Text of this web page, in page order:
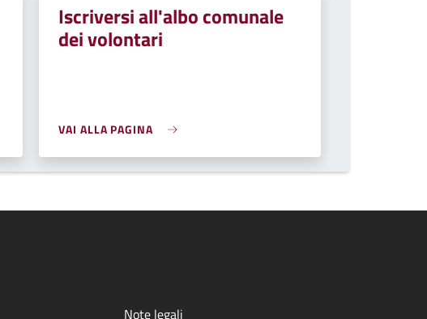
Iscriversi all'albo comunale
dei volontari
VAI ALLA PAGINA
Note legali